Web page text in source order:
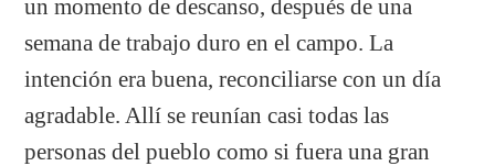
un momento de descanso, después de una
semana de trabajo duro en el campo. La
intención era buena, reconciliarse con un día
agradable. Allí se reunían casi todas las
personas del pueblo como si fuera una gran